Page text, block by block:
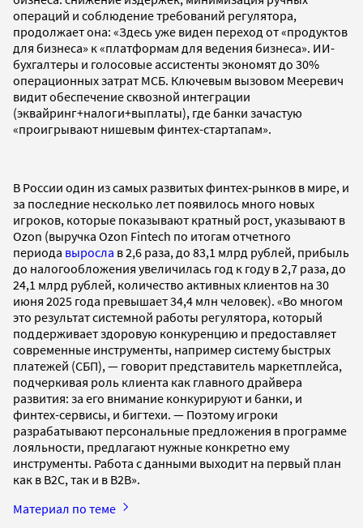
операций и соблюдение требований регулятора,
продолжает она: «Здесь уже виден переход от «продуктов
для бизнеса» к «платформам для ведения бизнеса». ИИ-
бухгалтеры и голосовые ассистенты экономят до 30%
операционных затрат МСБ. Ключевым вызовом Мееревич
видит обеспечение сквозной интеграции
(эквайринг+налоги+выплаты), где банки зачастую
«проигрывают нишевым финтех-стартапам».
В России один из самых развитых финтех-рынков в мире, и
за последние несколько лет появилось много новых
игроков, которые показывают кратный рост, указывают в
Ozon (выручка Ozon Fintech по итогам отчетного
периода выросла в 2,6 раза, до 83,1 млрд рублей, прибыль
до налогообложения увеличилась год к году в 2,7 раза, до
24,1 млрд рублей, количество активных клиентов на 30
июня 2025 года превышает 34,4 млн человек). «Во многом
это результат системной работы регулятора, который
поддерживает здоровую конкуренцию и предоставляет
современные инструменты, например систему быстрых
платежей (СБП), — говорит представитель маркетплейса,
подчеркивая роль клиента как главного драйвера
развития: за его внимание конкурируют и банки, и
финтех-сервисы, и бигтехи. — Поэтому игроки
разрабатывают персональные предложения в программе
лояльности, предлагают нужные конкретно ему
инструменты. Работа с данными выходит на первый план
как в В2С, так и в В2В».
Материал по теме